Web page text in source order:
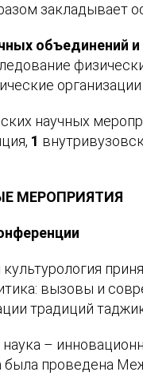
закладывает
объединений
научных
1
МЕРОПРИЯТИЯ
вызовы и
традиций
–
проведена